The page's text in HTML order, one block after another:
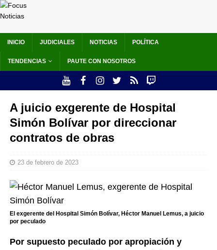
INICIO JUDICIALES NOTICIAS POLÍTICA
TENDENCIAS PAUTE CON NOSOTROS
A juicio exgerente de Hospital
Simón Bolívar por direccionar
contratos de obras
23 de febrero de 2023
El exgerente del Hospital Simón Bolívar, Héctor Manuel Lemus, a juicio
por peculado
Por supuesto peculado por apropiación y